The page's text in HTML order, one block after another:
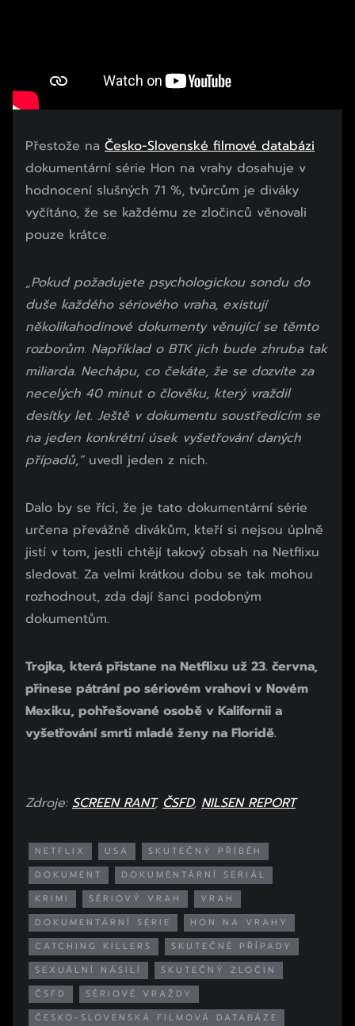
Přestože na Česko-Slovenské filmové databázi
dokumentární série Hon na vrahy dosahuje v
hodnocení slušných 71 %, tvůrcům je diváky
vyčítáno, že se každému ze zločinců věnovali
pouze krátce.
„Pokud požadujete psychologickou sondu do
duše každého sériového vraha, existují
několikahodinové dokumenty věnující se těmto
rozborům. Například o BTK jich bude zhruba tak
miliarda. Nechápu, co čekáte, že se dozvíte za
necelých 40 minut o člověku, který vraždil
desítky let. Ještě v dokumentu soustředícím se
na jeden konkrétní úsek vyšetřování daných
případů,“uvedl jeden z nich.
Dalo by se říci, že je tato dokumentární série
určena převážně divákům, kteří si nejsou úplně
jistí v tom, jestli chtějí takový obsah na Netflixu
sledovat. Za velmi krátkou dobu se tak mohou
rozhodnout, zda dají šanci podobným
dokumentům.
Trojka, která přistane na Netflixu už 23. června,
přinese pátrání po sériovém vrahovi v Novém
Mexiku, pohřešované osobě v Kalifornii a
vyšetřování smrti mladé ženy na Floridě.
Zdroje: SCREEN RANT, ČSFD, NILSEN REPORT
NETFLIX USA
SKUTEČNÝ PŘÍBĚH
DOKUMENT
DOKUMENTÁRNÍ SERIÁL
KRIMI
SÉRIOVÝ VRAH
VRAH
DOKUMENTÁRNÍ SÉRIE
HON NA VRAHY
CATCHING KILLERS
SKUTEČNÉ PŘÍPADY
SEXUÁLNÍ NÁSILÍ
SKUTEČNÝ ZLOČIN
ČSFD
SÉRIOVÉ VRAŽDY
ČESKO-SLOVENSKÁ FILMOVÁ DATABÁZE